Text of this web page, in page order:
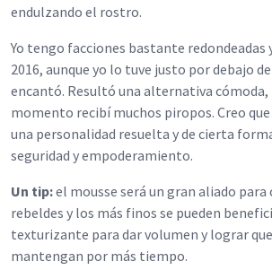
endulzando el rostro.
Yo tengo facciones bastante redondeadas
2016, aunque yo lo tuve justo por debajo
encantó. Resultó una alternativa cómoda,
momento recibí muchos piropos. Creo
una personalidad resuelta y de cierta
seguridad y empoderamiento.
Un tip:el mousse será un gran aliado para
rebeldes y los más finos se pueden
texturizante para dar volumen y lograr
mantengan por más tiempo.